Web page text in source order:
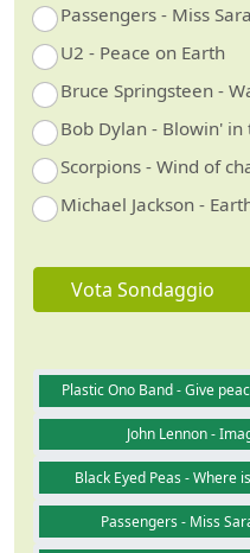
Passengers - Miss
U2 - Peace on Earth
Bruce Springsteen -
Bob Dylan - Blowin' in
Scorpions - Wind of
Michael Jackson -
Vota Sondaggio
Plastic Ono Band - Give
John Lennon -
Black Eyed Peas - Where
Passengers - Miss